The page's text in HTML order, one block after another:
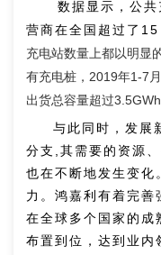
数据显示，公
营商在全国超过了15
充电站数量上都以明显
有充电桩，2019年1-7
出货总容量超过3.5GWh
与此同时，发展
分支,其需要的资源
也在不断地发生变化
力。鸿嘉利有着完善
在全球多个国家的成
布置到位，达到业内